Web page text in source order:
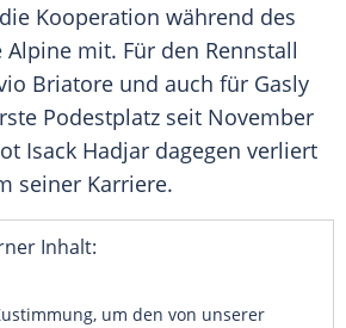
Kooperation während des
mit. Für den Rennstall
Briatore und auch für Gasly
Podestplatz seit November
Isack Hadjar dagegen verliert
seiner Karriere.
Inhalt:
um den von unserer